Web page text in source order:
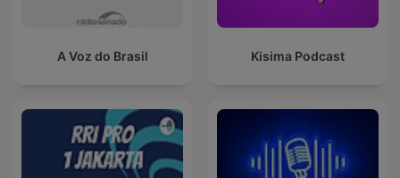
A Voz do Brasil Kisima Podcast